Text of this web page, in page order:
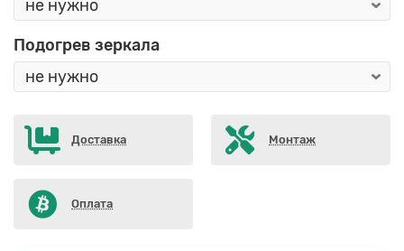
Подогрев зеркала
Доставка Монтаж
Оплата